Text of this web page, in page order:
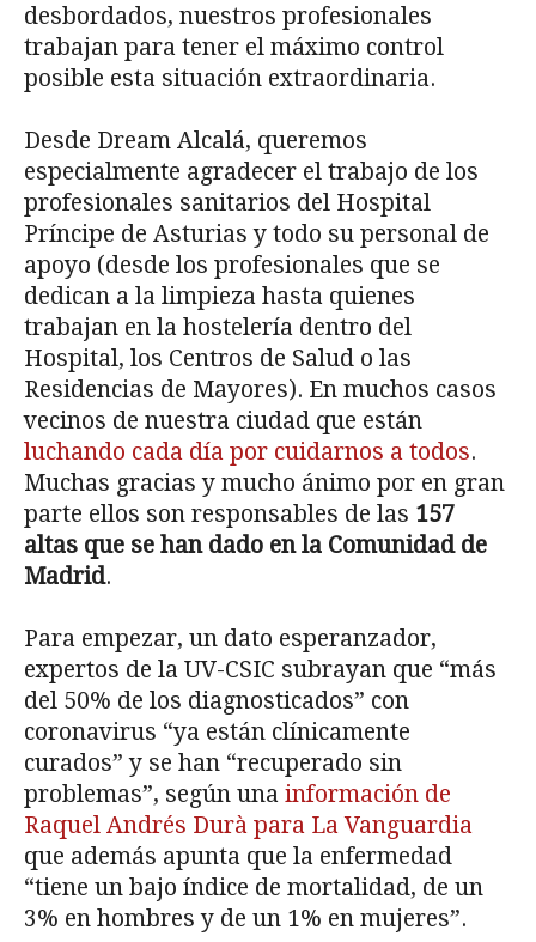
desbordados, nuestros profesionales
trabajan para tener el máximo control
posible esta situación extraordinaria.
Desde Dream Alcalá, queremos
especialmente agradecer el trabajo de los
profesionales sanitarios del Hospital
Príncipe de Asturias y todo su personal de
apoyo (desde los profesionales que se
dedican a la limpieza hasta quienes
trabajan en la hostelería dentro del
Hospital, los Centros de Salud o las
Residencias de Mayores). En muchos casos
vecinos de nuestra ciudad que están
luchando cada día por cuidarnos a todos.
Muchas gracias y mucho ánimo por en gran
parte ellos son responsables de las 157
altas que se han dado en la Comunidad de
Madrid.
Para empezar, un dato esperanzador,
expertos de la UV-CSIC subrayan que “más
del 50% de los diagnosticados” con
coronavirus “ya están clínicamente
curados” y se han “recuperado sin
problemas”, según una información de
Raquel Andrés Durà para La Vanguardia
que además apunta que la enfermedad
“tiene un bajo índice de mortalidad, de un
3% en hombres y de un 1% en mujeres”.